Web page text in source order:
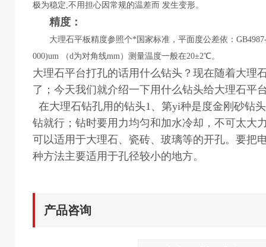
极为稳定,不用担心因常规的温差而 发生变形。
精度：
大理石平板精度参照个*国家标准，平面度公差依：GB4987-
000)um （d为对角线mm）测量温度一般在20±2℃。
大理石平台打孔的话用什么钻头？现在随着大理
了；今天我们就介绍一下用什么钻头给大理石平
在大理石钻孔用的钻头1、第yi种是度金刚砂钻
钻就行；钻时要用力均匀和加水冷却，不可太大
可以适用于大理石、瓷砖、玻璃等的开孔。要把
种方法主要适用于孔径较小的地方。
产品咨询